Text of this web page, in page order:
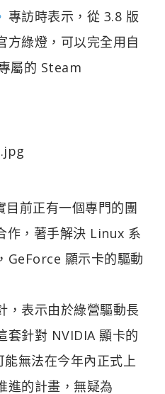
專訪時表示，從 3.8 版
方綠燈，可以完全用自
屬的 Steam
前正有一個專門的團
作，著手解決 Linux 系
GeForce 顯示卡的驅動
，表示由於綠營驅動長
套針對 NVIDIA 顯卡的
無法在今年內正式上
進的計畫，無疑為